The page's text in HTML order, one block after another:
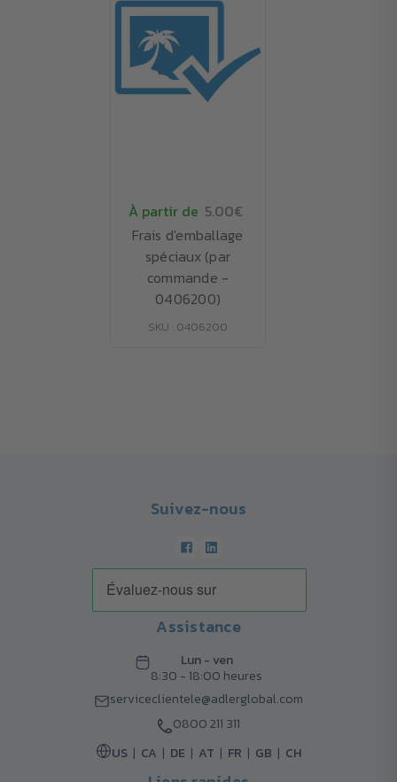
À partir de 5.00€
Frais d'emballage
spéciaux (par
commande -
0406200)
SKU : 0406200
Suivez-nous
Assistance
Lun - ven
8:30 - 18:00 heures
serviceclientele@adlerglobal.com
0800 211 311
US
CA DE AT FR GB CH